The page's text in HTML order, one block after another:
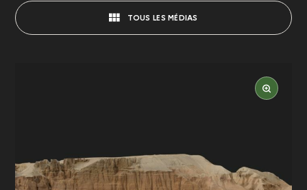
TOUS LES MÉDIAS